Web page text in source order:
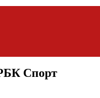
Спорт